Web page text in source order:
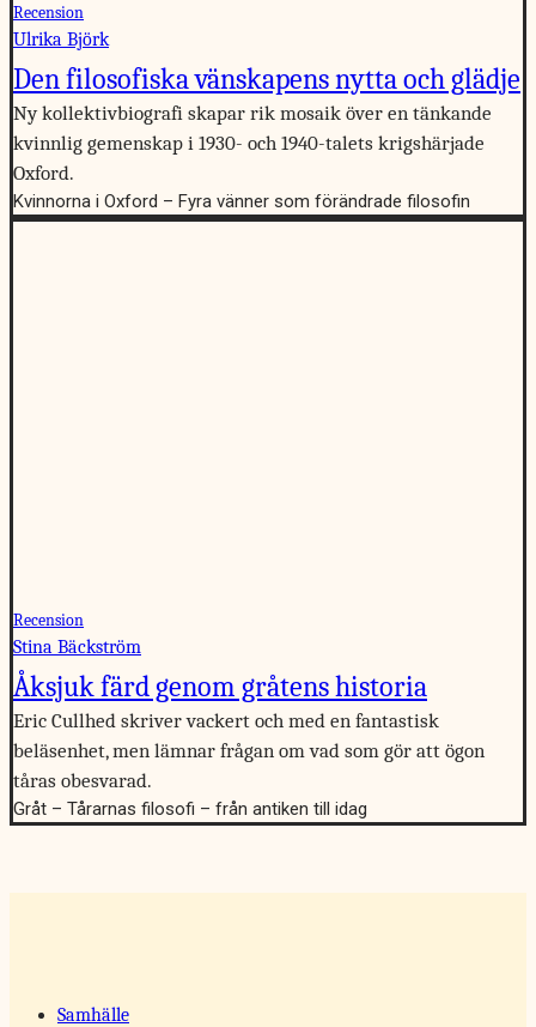
Recension
Ulrika Björk
Den filosofiska vänskapens nytta och glädje
Ny kollektivbiografi skapar rik mosaik över en tänkande
kvinnlig gemenskap i 1930- och 1940-talets krigshärjade
Oxford.
Kvinnorna i Oxford – Fyra vänner som förändrade filosofin
Recension
Stina Bäckström
Åksjuk färd genom gråtens historia
Eric Cullhed skriver vackert och med en fantastisk
beläsenhet, men lämnar frågan om vad som gör att ögon
tåras obesvarad.
Gråt – Tårarnas filosofi – från antiken till idag
Samhälle